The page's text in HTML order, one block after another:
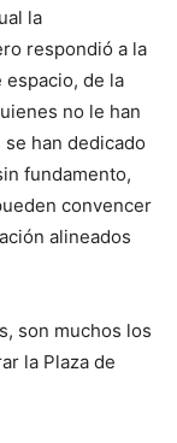
la
respondió a la
de la
no le han
han dedicado
fundamento,
convencer
alineados
son muchos los
la Plaza de